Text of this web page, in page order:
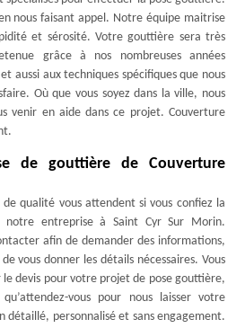
nous faisant appel. Notre équipe maitrise
et sérosité. Votre gouttière sera très
grâce à nos nombreuses années
aussi aux techniques spécifiques que nous
Où que vous soyez dans la ville, nous
venir en aide dans ce projet. Couverture
de gouttière de Couverture
qualité vous attendent si vous confiez la
entreprise à Saint Cyr Sur Morin.
afin de demander des informations,
vous donner les détails nécessaires. Vous
le devis pour votre projet de pose gouttière,
vous pour nous laisser votre
détaillé, personnalisé et sans engagement.